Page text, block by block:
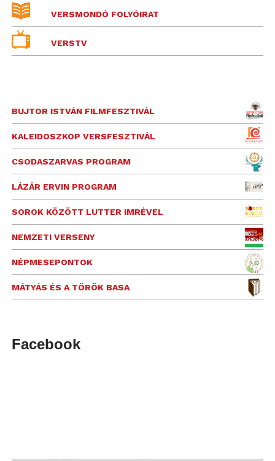
VERSMONDÓ FOLYÓIRAT
VERSTV
BUJTOR ISTVÁN FILMFESZTIVÁL
KALEIDOSZKOP VERSFESZTIVÁL
CSODASZARVAS PROGRAM
LÁZÁR ERVIN PROGRAM
SOROK KÖZÖTT LUTTER IMRÉVEL
NEMZETI VERSENY
NÉPMESEPONTOK
MÁTYÁS ÉS A TÖRÖK BASA
Facebook